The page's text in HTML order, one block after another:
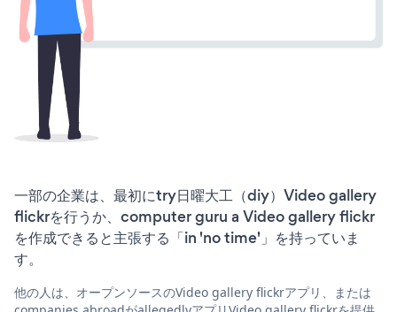
一部の企業は、最初にtry日曜大工（diy）Video gallery
flickrを行うか、computer guru a Video gallery flickr
を作成できると主張する「in 'no time'」を持っていま
す。
他の人は、オープンソースのVideo gallery flickrアプリ、または